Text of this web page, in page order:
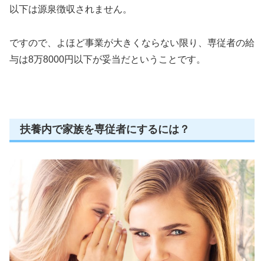
以下は源泉徴収されません。
ですので、よほど事業が大きくならない限り、専従者の給
与は8万8000円以下が妥当だということです。
扶養内で家族を専従者にするには？